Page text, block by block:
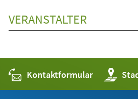
VERANSTALTER
Kontaktformular (Öffnet
in
einem